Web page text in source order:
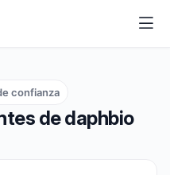
de daphbio
confianza